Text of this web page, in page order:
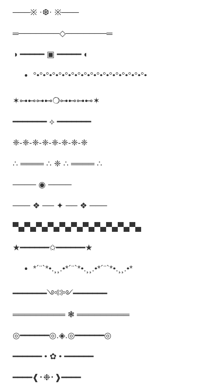
───※ ·❆· ※───
═───────◇───────═
◑ ━━━━━ ▣ ━━━━━ ◐
°•°•°•°•°•°•°•°•°•°•°•°•°•°•°•°•°•°•
✶⊶⊷⊶⊷❍⊶⊷⊶⊷✶
━━━━━━━ ⟡ ━━━━━━━
❈-❈-❈-❈-❈-❈-❈-❈
∴ ════ ∴ ❈ ∴ ════ ∴
──── ◉ ────
─── ❖ ── ✦ ── ❖ ───
▀▄▀▄▀▄▀▄▀▄▀▄▀▄▀▄▀▄▀▄▀▄
★━━━━━━✩━━━━━━★
*´¨`*•.¸¸.•*´¨`*•.¸¸.•*´¨`*•.¸¸.•*
━━━━━━━༺༻━━━━━━━
═════════ ❃ ═════════
◎━━━━━━◎.◈.◎━━━━━━◎
━━━━━━ • ✿ • ━━━━━━
━━━━❰･❉･❱━━━━